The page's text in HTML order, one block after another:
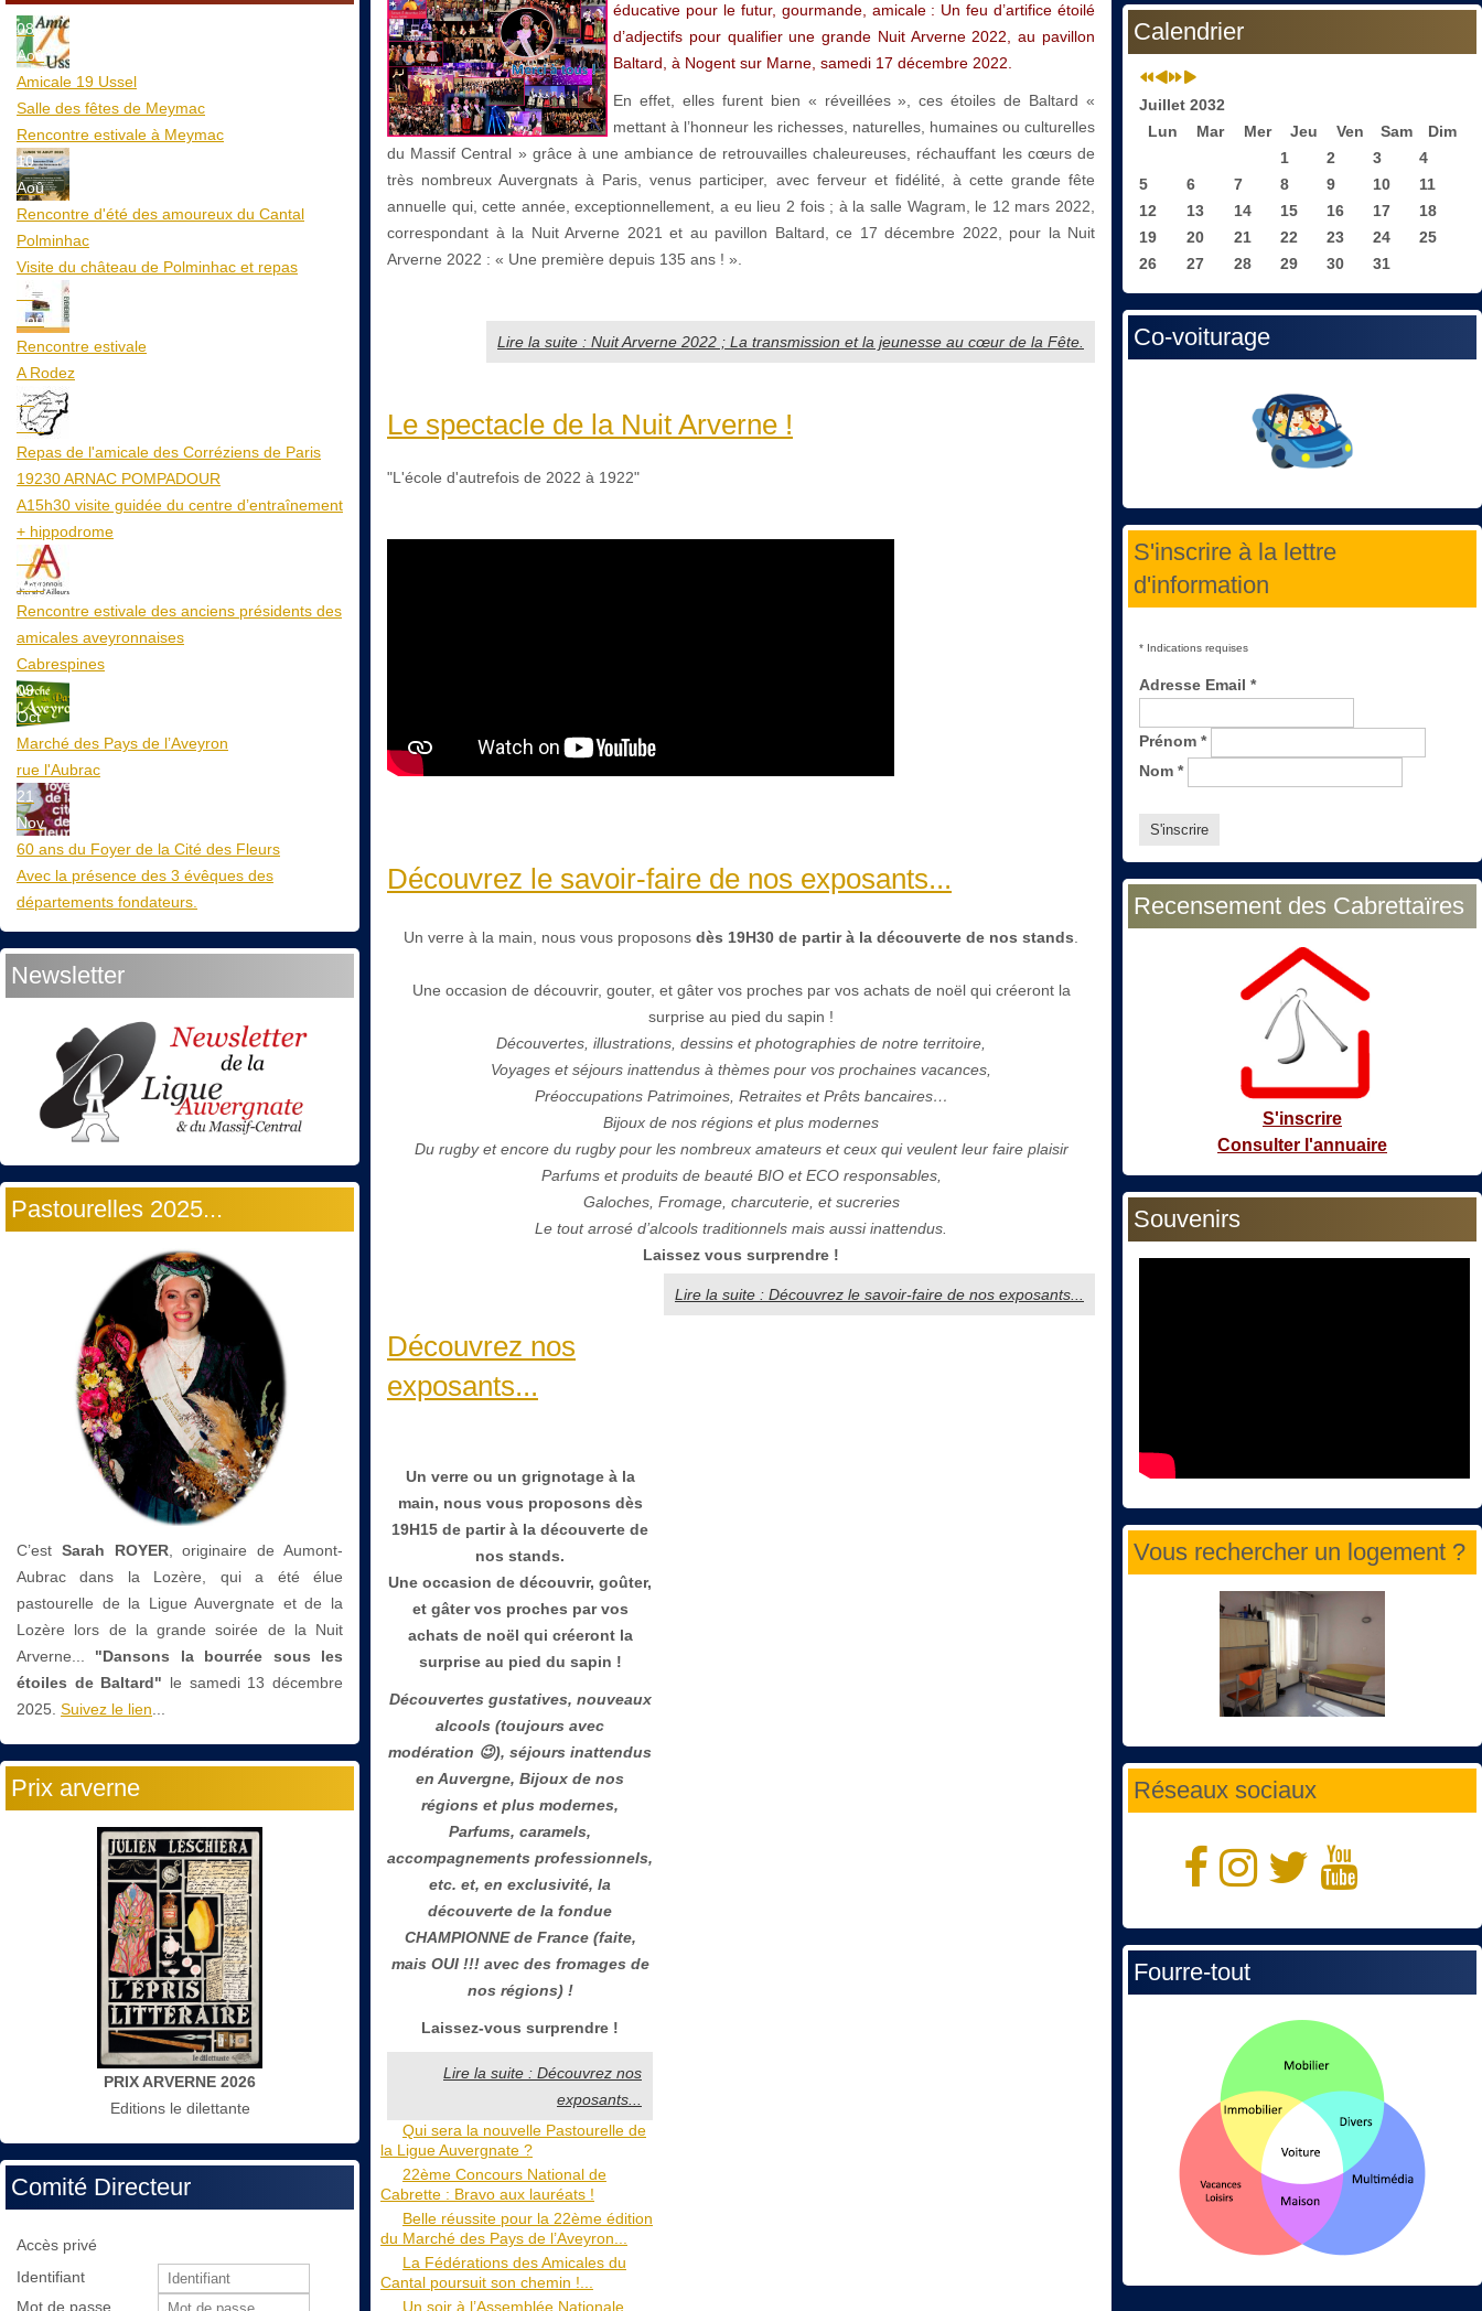
08
Aoû
Amicale 19 Ussel
Salle des fêtes de Meymac
Rencontre estivale à Meymac
10
Aoû
Rencontre d'été des amoureux du Cantal
Polminhac
Visite du château de Polminhac et repas
12
Aoû
Rencontre estivale
A Rodez
23
Aoû
Repas de l'amicale des Corréziens de Paris
19230 ARNAC POMPADOUR
A15h30 visite guidée du centre d’entraînement
+ hippodrome
25
Aoû
Rencontre estivale des anciens présidents des
amicales aveyronnaises
Cabrespines
09
Oct
Marché des Pays de l’Aveyron
rue l'Aubrac
21
Nov
60 ans du Foyer de la Cité des Fleurs
Avec la présence des 3 évêques des
départements fondateurs.
Newsletter
Pastourelles 2025...
C’est Sarah ROYER, originaire de Aumont-
Aubrac dans la Lozère, qui a été élue
pastourelle de la Ligue Auvergnate et de la
Lozère lors de la grande soirée de la Nuit
Arverne...
"Dansons la bourrée sous les
étoiles de Baltard" le samedi 13 décembre
2025. Suivez le lien
Prix arverne
PRIX ARVERNE 2026
Editions le dilettante
Comité Directeur
Accès privé
Identifiant
Mot de passe
éducative pour le futur, gourmande, amicale : Un feu d’artifice étoilé
d’adjectifs pour qualifier une grande Nuit Arverne 2022, au pavillon
Baltard, à Nogent sur Marne, samedi 17 décembre 2022.
En effet, elles furent bien « réveillées », ces étoiles de Baltard «
mettant à l’honneur les richesses, naturelles, humaines ou culturelles
du Massif Central » grâce à une ambiance de retrouvailles chaleureuses, réchauffant les cœurs de
très nombreux Auvergnats à Paris, venus participer, avec ferveur et fidélité, à cette grande fête
annuelle qui, cette année, exceptionnellement, a eu lieu 2 fois ; à la salle Wagram, le 12 mars 2022,
correspondant à la Nuit Arverne 2021 et au pavillon Baltard, ce 17 décembre 2022, pour la Nuit
Arverne 2022 : « Une première depuis 135 ans ! ».
Lire la suite : Nuit Arverne 2022 ; La transmission et la jeunesse au cœur de la Fête.
Le spectacle de la Nuit Arverne !
"L'école d'autrefois de 2022 à 1922"
Découvrez le savoir-faire de nos exposants...
Un verre à la main, nous vous proposons dès 19H30 de partir à la découverte de nos stands
Une occasion de découvrir, gouter, et gâter vos proches par vos achats de noël qui créeront la
surprise au pied du sapin !
Découvertes, illustrations, dessins et photographies de notre territoire,
Voyages et séjours inattendus à thèmes pour vos prochaines vacances,
Préoccupations Patrimoines, Retraites et Prêts bancaires…
Bijoux de nos régions et plus modernes
Du rugby et encore du rugby pour les nombreux amateurs et ceux qui veulent leur faire plaisir
Parfums et produits de beauté BIO et ECO responsables,
Galoches, Fromage, charcuterie, et sucreries
Le tout arrosé d’alcools traditionnels mais aussi inattendus.
Laissez vous surprendre !
Lire la suite : Découvrez le savoir-faire de nos exposants...
Découvrez nos
exposants...
Un verre ou un grignotage à la
main, nous vous proposons dès
19H15 de partir à la découverte de
nos stands.
Une occasion de découvrir, goûter,
et gâter vos proches par vos
achats de noël qui créeront la
surprise au pied du sapin !
Découvertes gustatives, nouveaux
alcools (toujours avec
modération 😉), séjours inattendus
en Auvergne, Bijoux de nos
régions et plus modernes,
Parfums, caramels,
accompagnements professionnels,
etc. et, en exclusivité, la
découverte de la fondue
CHAMPIONNE de France (faite,
mais OUI !!! avec des fromages de
nos régions) !
Laissez-vous surprendre !
Lire la suite : Découvrez nos
exposants...
Qui sera la nouvelle Pastourelle de
la Ligue Auvergnate ?
22ème Concours National de
Cabrette : Bravo aux lauréats !
Belle réussite pour la 22ème édition
du Marché des Pays de l’Aveyron...
La Fédérations des Amicales du
Cantal poursuit son chemin !...
Un soir à l’Assemblée Nationale...
Calendrier
Juillet 2032
Lun
Mar Mer Jeu Ven Sam
Dim
1
2 3
4
5
6 7 8 9 10
11
12
13 14 15 16 17
18
19
20 21 22 23 24
25
26
27 28 29 30 31
Co-voiturage
S'inscrire à la lettre
d'information
* Indications requises
Adresse Email *
Prénom *
Nom *
Recensement des Cabrettaïres
S'inscrire
Consulter l'annuaire
Souvenirs
Vous rechercher un logement ?
Réseaux sociaux
Fourre-tout